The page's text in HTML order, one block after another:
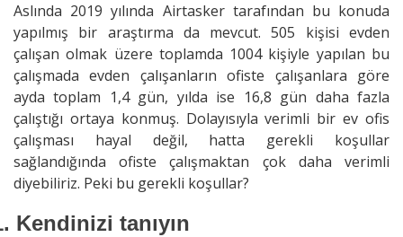
Aslında 2019 yılında Airtasker tarafından bu konuda
yapılmış bir araştırma da mevcut. 505 kişisi evden
çalışan olmak üzere toplamda 1004 kişiyle yapılan bu
çalışmada evden çalışanların ofiste çalışanlara göre
ayda toplam 1,4 gün, yılda ise 16,8 gün daha fazla
çalıştığı ortaya konmuş. Dolayısıyla verimli bir ev ofis
çalışması hayal değil, hatta gerekli koşullar
sağlandığında ofiste çalışmaktan çok daha verimli
diyebiliriz. Peki bu gerekli koşullar?
Kendinizi tanıyın